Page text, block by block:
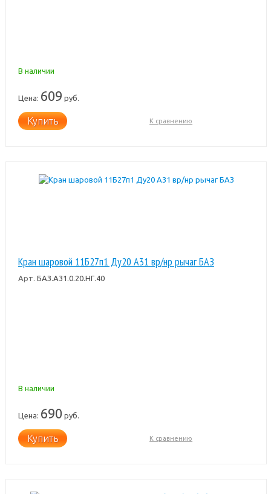
В наличии
Цена: 609 руб.
Купить К сравнению
Кран шаровой 11Б27п1 Ду20 А31 вр/нр рычаг БАЗ
Арт. БАЗ.А31.0.20.НГ.40
В наличии
Цена: 690 руб.
Купить К сравнению